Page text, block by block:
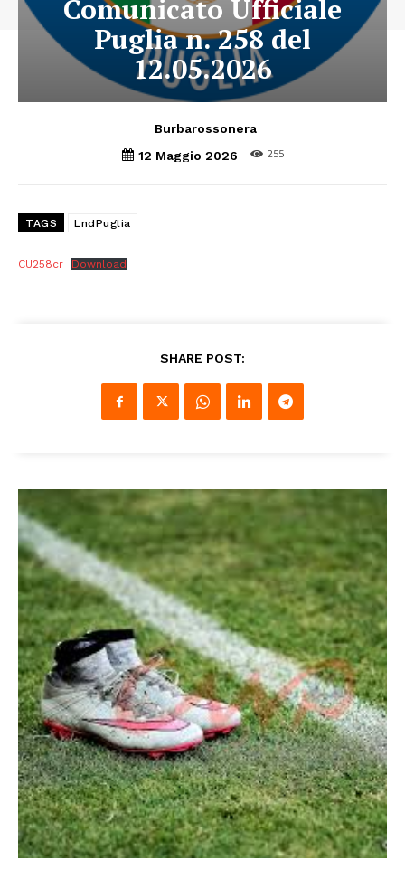
Comunicato Ufficiale
Puglia n. 258 del
12.05.2026
Burbarossonera
12 Maggio 2026
255
TAGS LndPuglia
CU258cr Download
SHARE POST: